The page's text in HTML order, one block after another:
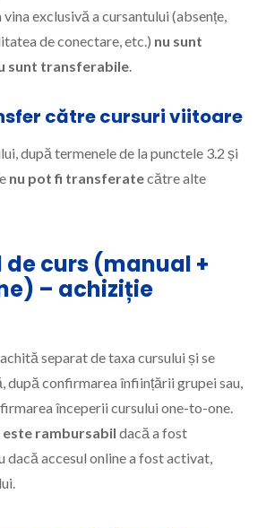
exclusivă a cursantului (absențe,
de conectare, etc.) nu sunt
sunt transferabile.
către cursuri viitoare
după termenele de la punctele 3.2 și
nu pot fi transferatecătre alte
de curs (manual +
– achiziție
separat de taxa cursului și se
după confirmarea înființării grupei sau,
începerii cursului one-to-one.
este rambursabil dacă a fost
dacă accesul online a fost activat,